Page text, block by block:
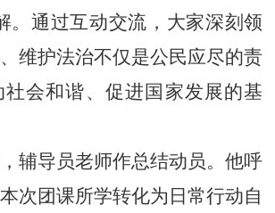
。通过互动交流，大家深刻领
维护法治不仅是公民应尽的责
会和谐、促进国家发展的基
辅导员老师作总结动员。他呼
次团课所学转化为日常行动自